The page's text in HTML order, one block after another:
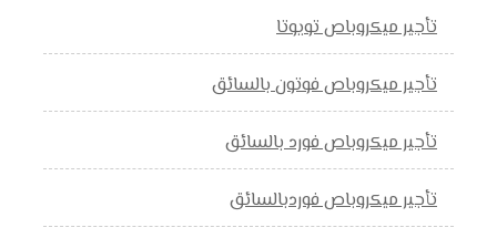
تأجير ميكروباص تويوتا
تأجير ميكروباص فوتون بالسائق
تأجير ميكروباص فورد بالسائق
تأجير ميكروباص فوردبالسائق